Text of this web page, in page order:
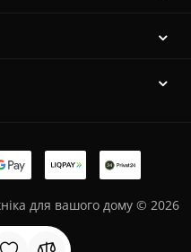
для вашого дому © 2026